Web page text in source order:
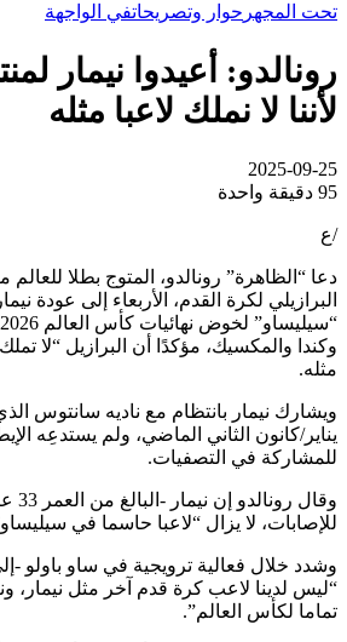
تحت المجهر حوار وتصريحاتفي الواجهة
رونالدو: أعيدوا نيمار
لأننا لا نملك لاعبا مثله
2025-09-25
95 دقيقة واحدة
/ع
دعا “الظاهرة” رونالدو، المتوج بطلا
البرازيلي لكرة القدم، الأربعاء إلى عودة
وكندا والمكسيك، مؤكدًا أن البرازيل “لا
مثله.
ويشارك نيمار بانتظام مع ناديه سانتوس
يناير/كانون الثاني الماضي، ولم يستدعِه
للمشاركة في التصفيات.
للإصابات، لا يزال “لاعبا حاسما في
وشدد خلال فعالية ترويجية في ساو باولو -
“ليس لدينا لاعب كرة قدم آخر مثل نيمار،
تماما لكأس العالم”.